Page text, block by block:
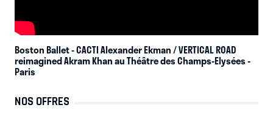
Boston Ballet - CACTI Alexander Ekman / VERTICAL ROAD
reimagined Akram Khan au Théâtre des Champs-Elysées-
Paris
NOS OFFRES